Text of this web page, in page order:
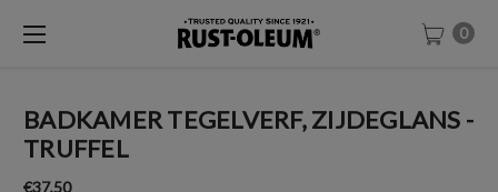
0
BADKAMER TEGELVERF, ZIJDEGLANS -
TRUFFEL
€37,50